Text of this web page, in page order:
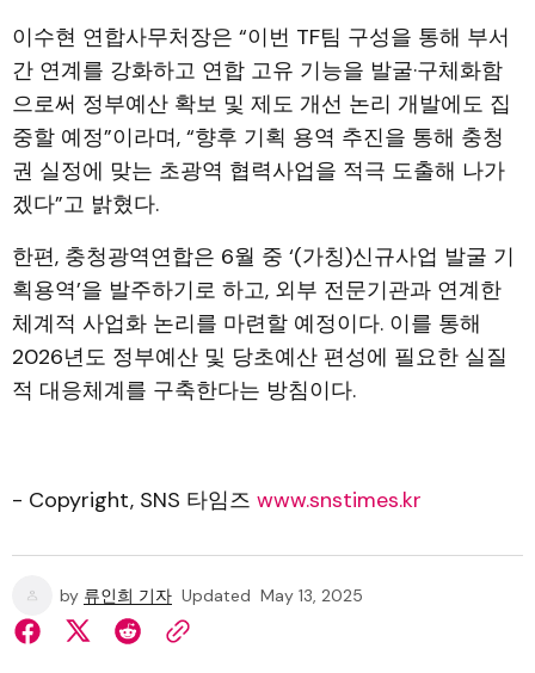
이수현 연합사무처장은 “이번 TF팀 구성을 통해 부서
간 연계를 강화하고 연합 고유 기능을 발굴·구체화함
으로써 정부예산 확보 및 제도 개선 논리 개발에도 집
중할 예정”이라며, “향후 기획 용역 추진을 통해 충청
권 실정에 맞는 초광역 협력사업을 적극 도출해 나가
겠다”고 밝혔다.
한편, 충청광역연합은 6월 중 ‘(가칭)신규사업 발굴 기
획용역’을 발주하기로 하고, 외부 전문기관과 연계한
체계적 사업화 논리를 마련할 예정이다. 이를 통해
2026년도 정부예산 및 당초예산 편성에 필요한 실질
적 대응체계를 구축한다는 방침이다.
- Copyright, SNS 타임즈 www.snstimes.kr
by 류인희 기자 Updated May 13, 2025